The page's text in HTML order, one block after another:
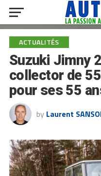
ACTUALITÉS
Suzuki Jimny
collector de
pour ses 55
by Laurent